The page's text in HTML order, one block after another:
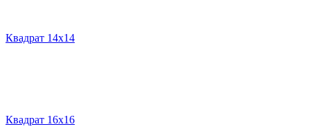
Квадрат 14х14
Квадрат 16х16